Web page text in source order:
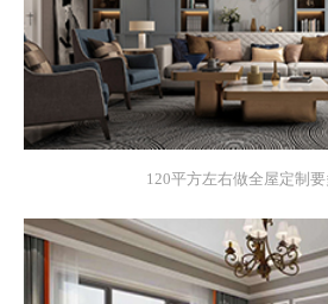
120平方左右做全屋定制要